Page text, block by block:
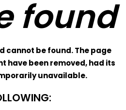
found
cannot be found. The page
have been removed, had its
unavailable.